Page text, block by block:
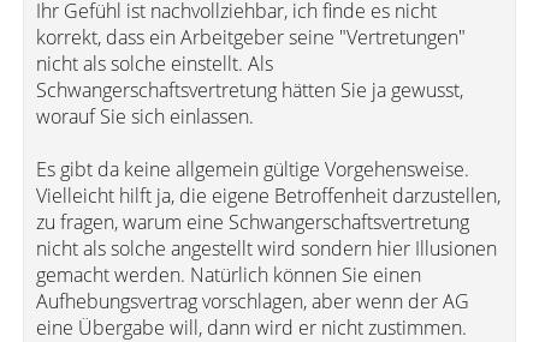
Ihr Gefühl ist nachvollziehbar, ich finde es nicht
korrekt, dass ein Arbeitgeber seine "Vertretungen"
nicht als solche einstellt. Als
Schwangerschaftsvertretung hätten Sie ja gewusst,
worauf Sie sich einlassen.
Es gibt da keine allgemein gültige Vorgehensweise.
Vielleicht hilft ja, die eigene Betroffenheit darzustellen,
zu fragen, warum eine Schwangerschaftsvertretung
nicht als solche angestellt wird sondern hier Illusionen
gemacht werden. Natürlich können Sie einen
Aufhebungsvertrag vorschlagen, aber wenn der AG
eine Übergabe will, dann wird er nicht zustimmen.